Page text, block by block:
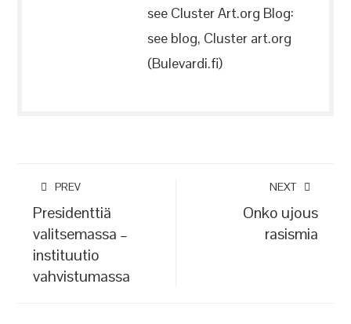
see Cluster Art.org Blog:
see blog, Cluster art.org
(Bulevardi.fi)
PREV
Presidenttiä
valitsemassa –
instituutio
vahvistumassa
NEXT
Onko ujous
rasismia